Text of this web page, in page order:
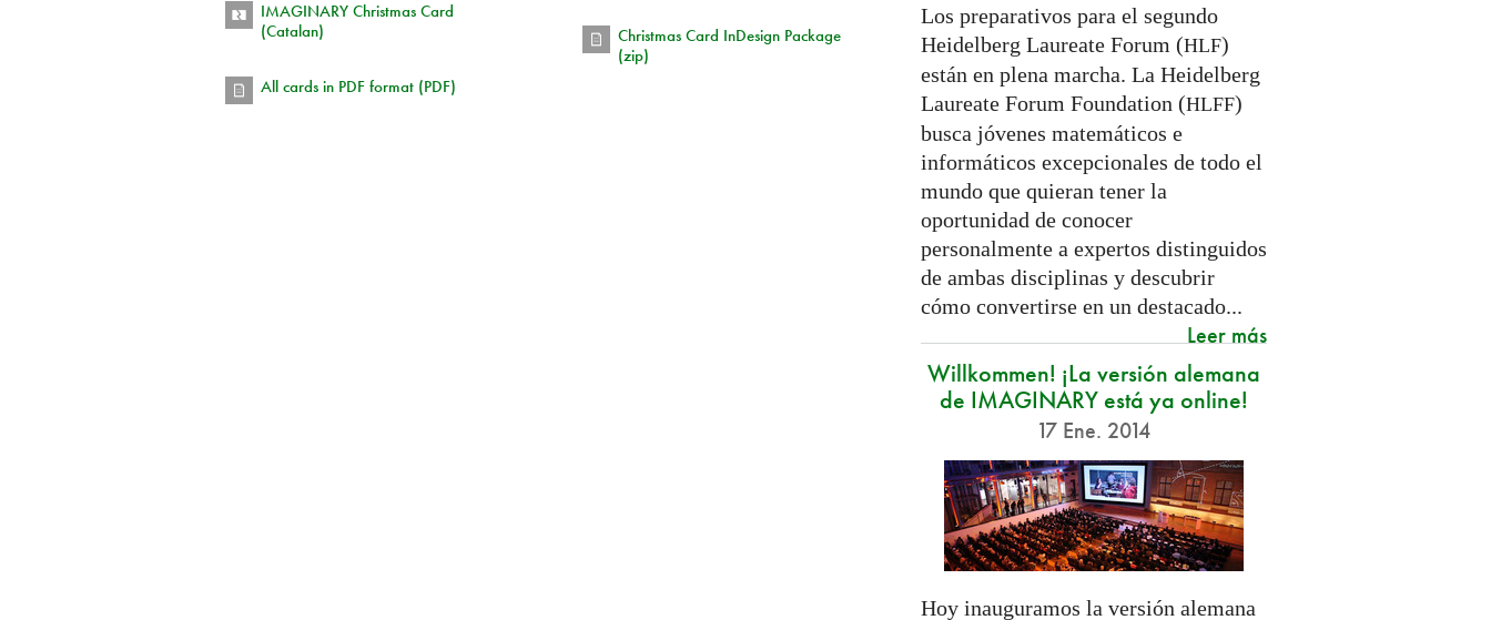
IMAGINARY Christmas Card
(Catalan)
Christmas Card InDesign Package
(zip)
All cards in PDF format (PDF)
Los preparativos para el segundo
Heidelberg Laureate Forum (HLF)
están en plena marcha. La Heidelberg
Laureate Forum Foundation (HLFF)
busca jóvenes matemáticos e
informáticos excepcionales de todo el
mundo que quieran tener la
oportunidad de conocer
personalmente a expertos distinguidos
de ambas disciplinas y descubrir
cómo convertirse en un destacado...
Leer más
Willkommen! ¡La versión alemana
de IMAGINARY está ya online!
17 Ene. 2014
Hoy inauguramos la versión alemana